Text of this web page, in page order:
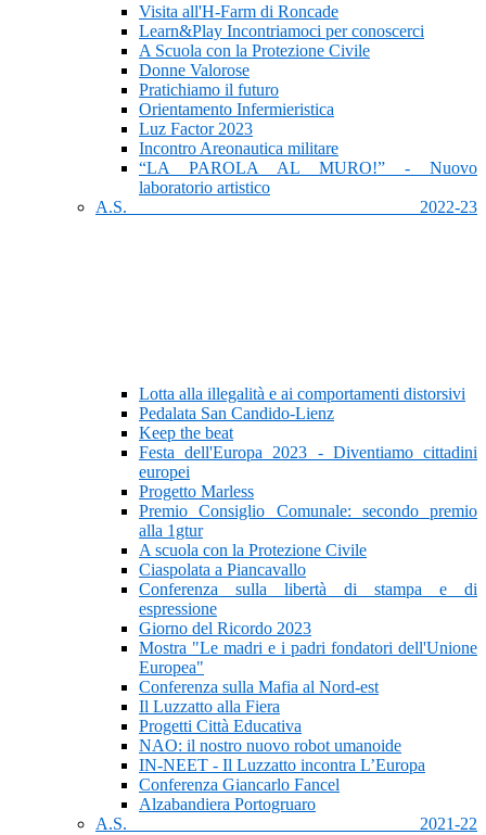
Visita all'H-Farm di Roncade
Learn&Play Incontriamoci per conoscerci
A Scuola con la Protezione Civile
Donne Valorose
Pratichiamo il futuro
Orientamento Infermieristica
Luz Factor 2023
Incontro Areonautica militare
“LA PAROLA AL MURO!” - Nuovo
laboratorio artistico
A.S. 2022-23
Lotta alla illegalità e ai comportamenti distorsivi
Pedalata San Candido-Lienz
Keep the beat
Festa dell'Europa 2023 - Diventiamo cittadini
europei
Progetto Marless
Premio Consiglio Comunale: secondo premio
alla 1gtur
A scuola con la Protezione Civile
Ciaspolata a Piancavallo
Conferenza sulla libertà di stampa e di
espressione
Giorno del Ricordo 2023
Mostra "Le madri e i padri fondatori dell'Unione
Europea"
Conferenza sulla Mafia al Nord-est
Il Luzzatto alla Fiera
Progetti Città Educativa
NAO: il nostro nuovo robot umanoide
IN-NEET - Il Luzzatto incontra L’Europa
Conferenza Giancarlo Fancel
Alzabandiera Portogruaro
A.S. 2021-22